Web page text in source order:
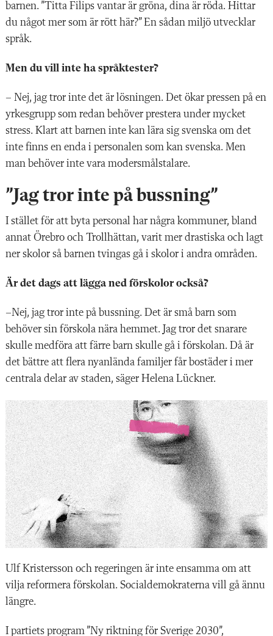
barnen. ”Titta Filips vantar är gröna, dina är röda. Hittar
du något mer som är rött här?” En sådan miljö utvecklar
språk.
Men du vill inte ha språktester?
– Nej, jag tror inte det är lösningen. Det ökar pressen på en
yrkesgrupp som redan behöver prestera under mycket
stress. Klart att barnen inte kan lära sig svenska om det
inte finns en enda i personalen som kan svenska. Men
man behöver inte vara modersmålstalare.
”Jag tror inte på bussning”
I stället för att byta personal har några kommuner, bland
annat Örebro och Trollhättan, varit mer drastiska och lagt
ner skolor så barnen tvingas gå i skolor i andra områden.
Är det dags att lägga ned förskolor också?
–Nej, jag tror inte på bussning. Det är små barn som
behöver sin förskola nära hemmet. Jag tror det snarare
skulle medföra att färre barn skulle gå i förskolan. Då är
det bättre att flera nyanlända familjer får bostäder i mer
centrala delar av staden, säger Helena Lückner.
Ulf Kristersson och regeringen är inte ensamma om att
vilja reformera förskolan. Socialdemokraterna vill gå ännu
längre.
I partiets program ”Ny riktning för Sverige 2030”,